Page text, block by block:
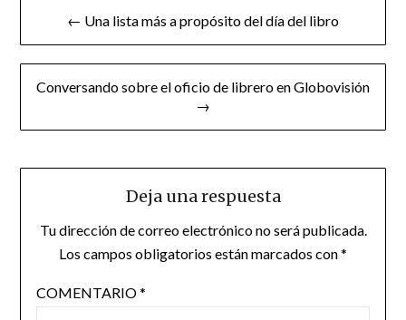
de
← Una lista más a propósito del día del libro
Conversando sobre el oficio de librero en Globovisión
→
Deja una respuesta
Tu dirección de correo electrónico no será publicada.
Los campos obligatorios están marcados con*
COMENTARIO*